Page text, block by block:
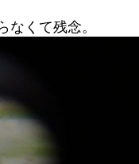
なくて残念。